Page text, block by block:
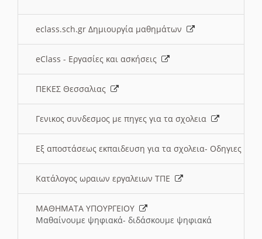
eclass.sch.gr Δημιουργία μαθημάτων
eClass - Εργασίες και ασκήσεις
ΠΕΚΕΣ Θεσσαλιας
Γενικος συνδεσμος με πηγες για τα σχολεια
Εξ αποστάσεως εκπαιδευση για τα σχολεια- Οδηγιες
Κατάλογος ωραιων εργαλειων ΤΠΕ
ΜΑΘΗΜΑΤΑ ΥΠΟΥΡΓΕΙΟΥ
Μαθαίνουμε ψηφιακά- διδάσκουμε ψηφιακά